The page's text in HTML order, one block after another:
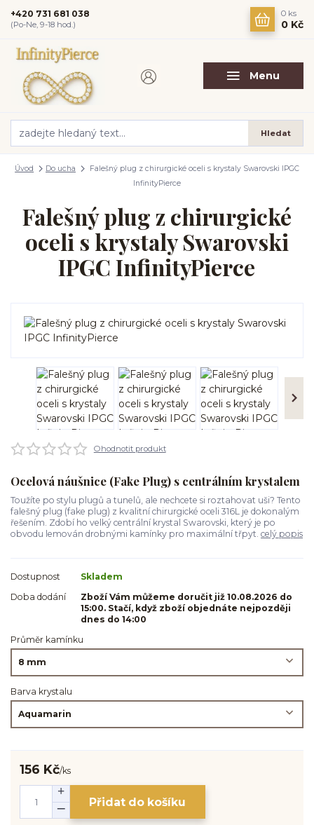
Menu
Hledat
+420 731 681 038
(Po-Ne, 9-18 hod.)
0 ks
0 Kč
Úvod Do ucha
Falešný plug z chirurgické oceli s krystaly Swarovski IPGC
InfinityPierce
Falešný plug z chirurgické
oceli s krystaly Swarovski
IPGC InfinityPierce
Ohodnotit produkt
Ocelová náušnice (Fake Plug) s centrálním krystalem
Toužíte po stylu plugů a tunelů, ale nechcete si roztahovat uši? Tento
falešný plug (fake plug) z kvalitní chirurgické oceli 316L je dokonalým
řešením. Zdobí ho velký centrální krystal Swarovski, který je po
obvodu lemován drobnými kamínky pro maximální třpyt. celý popis
Dostupnost
Skladem
Doba dodání
Zboží Vám můžeme doručit již 10.08.2026 do
15:00. Stačí, když zboží objednáte nejpozději
dnes do 14:00
Průměr kamínku
Barva krystalu
156 Kč/ks
Přidat do košíku